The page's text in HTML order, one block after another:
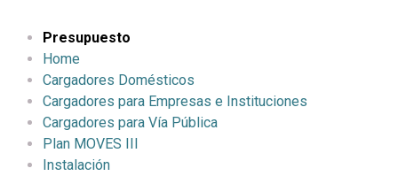
Presupuesto
Home
Cargadores Domésticos
Cargadores para Empresas e Instituciones
Cargadores para Vía Pública
Plan MOVES III
Instalación